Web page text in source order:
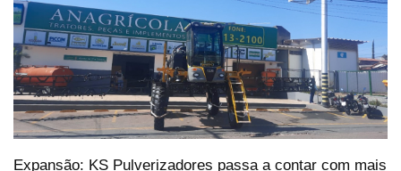
Expansão: KS Pulverizadores passa a contar com mais